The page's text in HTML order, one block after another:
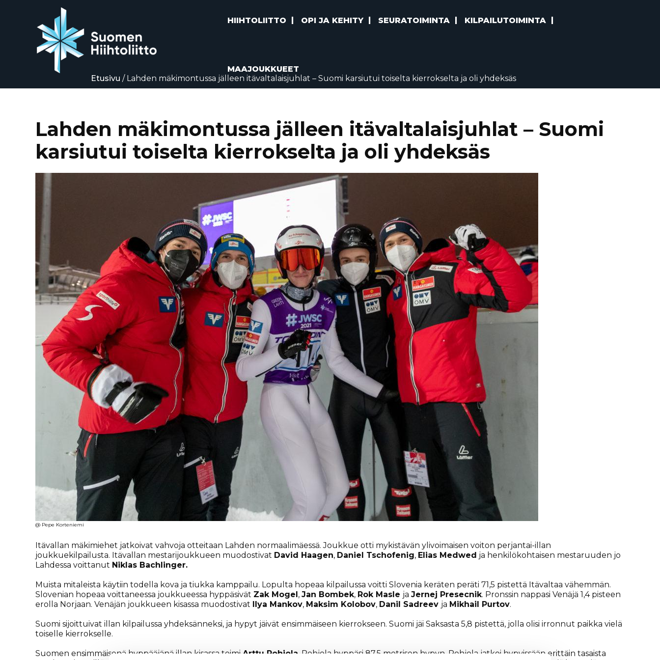
HIIHTOLIITTO OPI JA KEHITY SEURATOIMINTA KILPAILUTOIMINTA
MAAJOUKKUEET
Etusivu / Lahden mäkimontussa jälleen itävaltalaisjuhlat – Suomi karsiutui toiselta kierrokselta ja oli yhdeksäs
Lahden mäkimontussa jälleen itävaltalaisjuhlat – Suomi
karsiutui toiselta kierrokselta ja oli yhdeksäs
@ Pepe Korteniemi
Itävallan mäkimiehet jatkoivat vahvoja otteitaan Lahden normaalimäessä. Joukkue otti mykistävän ylivoimaisen voiton perjantai-illan
joukkuekilpailusta. Itävallan mestarijoukkueen muodostivat David Haagen, Daniel Tschofenig, Elias Medwed ja henkilökohtaisen mestaruuden jo
Lahdessa voittanut Niklas Bachlinger.
Muista mitaleista käytiin todella kova ja tiukka kamppailu. Lopulta hopeaa kilpailussa voitti Slovenia keräten peräti 71,5 pistettä Itävaltaa vähemmän.
Slovenian hopeaa voittaneessa joukkueessa hyppäsivät Zak Mogel, Jan Bombek, Rok Masle ja Jernej Presecnik. Pronssin nappasi Venäjä 1,4 pisteen
erolla Norjaan. Venäjän joukkueen kisassa muodostivat Ilya Mankov, Maksim Kolobov, Danil Sadreev ja Mikhail Purtov.
Suomi sijoittuivat illan kilpailussa yhdeksänneksi, ja hypyt jäivät ensimmäiseen kierrokseen. Suomi jäi Saksasta 5,8 pistettä, jolla olisi irronnut paikka vielä
toiselle kierrokselle.
Suomen ensimmäisenä hyppääjänä illan kisassa toimi Arttu Pohjola . Pohjola hyppäsi 87,5 metrisen hypyn. Pohjola jatkoi hypyissään erittäin tasaista